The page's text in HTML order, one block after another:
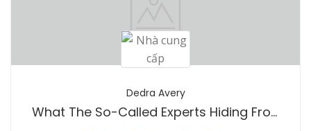
Dedra Avery
What The So-Called Experts Hiding From You About THC Vape Pen